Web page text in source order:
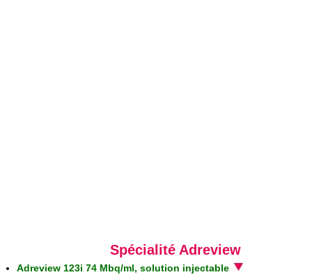
Spécialité Adreview
Adreview 123i 74 Mbq/ml, solution injectable